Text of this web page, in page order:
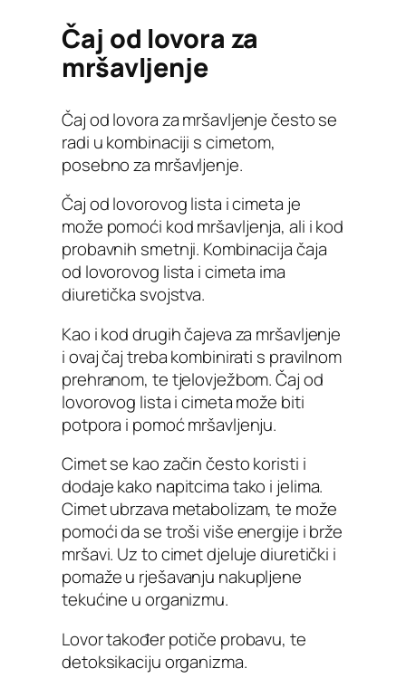
Čaj od lovora za
mršavljenje
Čaj od lovora za mršavljenje često se
radi u kombinaciji s cimetom,
posebno za mršavljenje.
Čaj od lovorovog lista i cimeta je
može pomoći kod mršavljenja, ali i kod
probavnih smetnji. Kombinacija čaja
od lovorovog lista i cimeta ima
diuretička svojstva.
Kao i kod drugih čajeva za mršavljenje
i ovaj čaj treba kombinirati s pravilnom
prehranom, te tjelovježbom. Čaj od
lovorovog lista i cimeta može biti
potpora i pomoć mršavljenju.
Cimet se kao začin često koristi i
dodaje kako napitcima tako i jelima.
Cimet ubrzava metabolizam, te može
pomoći da se troši više energije i brže
mršavi. Uz to cimet djeluje diuretički i
pomaže u rješavanju nakupljene
tekućine u organizmu.
Lovor također potiče probavu, te
detoksikaciju organizma.